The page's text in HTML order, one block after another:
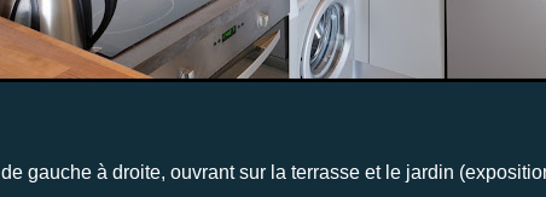
de gauche à droite, ouvrant sur la terrasse et le jardin